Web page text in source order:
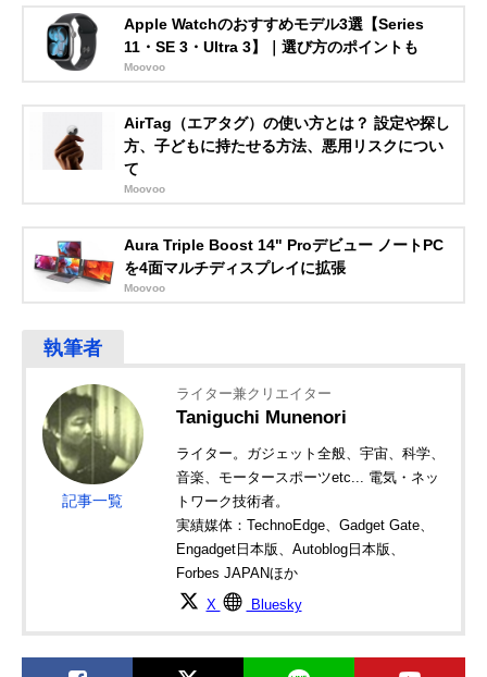
Apple Watchのおすすめモデル3選【Series
11・SE 3・Ultra 3】｜選び方のポイントも
Moovoo
AirTag（エアタグ）の使い方とは？ 設定や探し
方、子どもに持たせる方法、悪用リスクについ
て
Moovoo
Aura Triple Boost 14" Proデビュー ノートPC
を4面マルチディスプレイに拡張
Moovoo
記事一覧
ライター兼クリエイター
Taniguchi Munenori
ライター。ガジェット全般、宇宙、科学、
音楽、モータースポーツetc... 電気・ネッ
トワーク技術者。
実績媒体：TechnoEdge、Gadget Gate、
Engadget日本版、Autoblog日本版、
Forbes JAPANほか
X Bluesky